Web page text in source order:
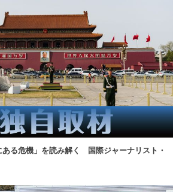
ある危機」を読み解く 国際ジャーナリスト・